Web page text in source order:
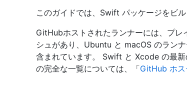
このガイドでは、Swift パッケージをビ
GitHubホストされたランナーには、プレ
シュがあり、Ubuntu と macOS のラン
含まれています。 Swift と Xcode の最
の完全な一覧については、「GitHub ホス